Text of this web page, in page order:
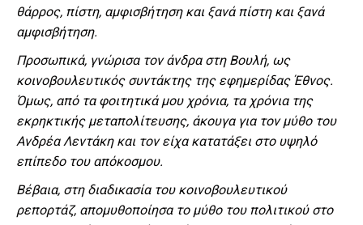
θάρρος, πίστη, αμφισβήτηση και ξανά πίστη και ξανά
αμφισβήτηση.
Προσωπικά, γνώρισα τον άνδρα στη Βουλή, ως
κοινοβουλευτικός συντάκτης της εφημερίδας Έθνος.
Όμως, από τα φοιτητικά μου χρόνια, τα χρόνια της
εκρηκτικής μεταπολίτευσης, άκουγα για τον μύθο του
Ανδρέα Λεντάκη και τον είχα κατατάξει στο υψηλό
επίπεδο του απόκοσμου.
Βέβαια, στη διαδικασία του κοινοβουλευτικού
ρεπορτάζ, απομυθοποίησα το μύθο του πολιτικού στο